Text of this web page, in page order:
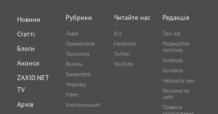
Новини
Статті
Блоги
Анонси
ZAXID.NET
TV
Архів
Рубрики
Львів
Прикарпаття
Тернопіль
Волинь
Закарпаття
Чернівці
Рівне
Хмельницький
Читайте нас
Rss
Facebook
Twitter
YouTube
Редакція
Про нас
Редакційна
політика
Команда
Контакти
Напишіть нам
Реклама на
сайті
Правила